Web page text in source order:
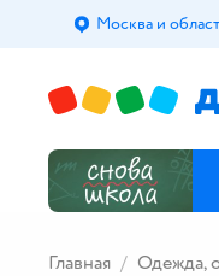
Выбор
Москва и
Главная Одежда,